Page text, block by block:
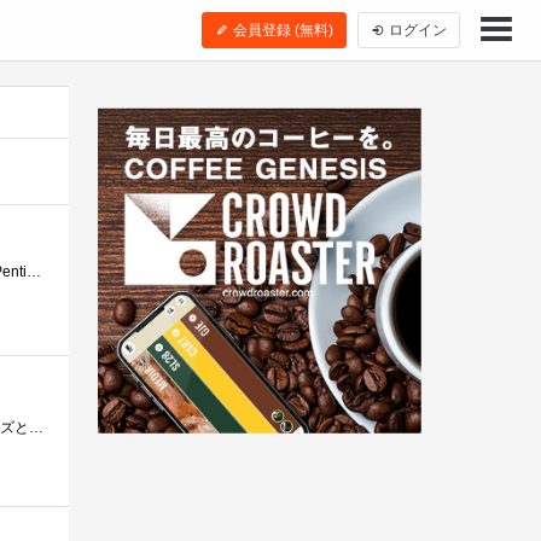
会員登録 (無料) ログイン
PC-9821Anに搭載されていたintelPentium90MHz。ベースクロックの1.5倍速で動作する、P54Cモデルとなります。このPentiumは浮動小数点演算にバグがあり、BIOS...
昔奮発した記憶がありますたしか5万円以上しました。当時最強最速CPUであこがれの一品でしたね。前世代のi486シリーズと比べて浮動小数点演算が...